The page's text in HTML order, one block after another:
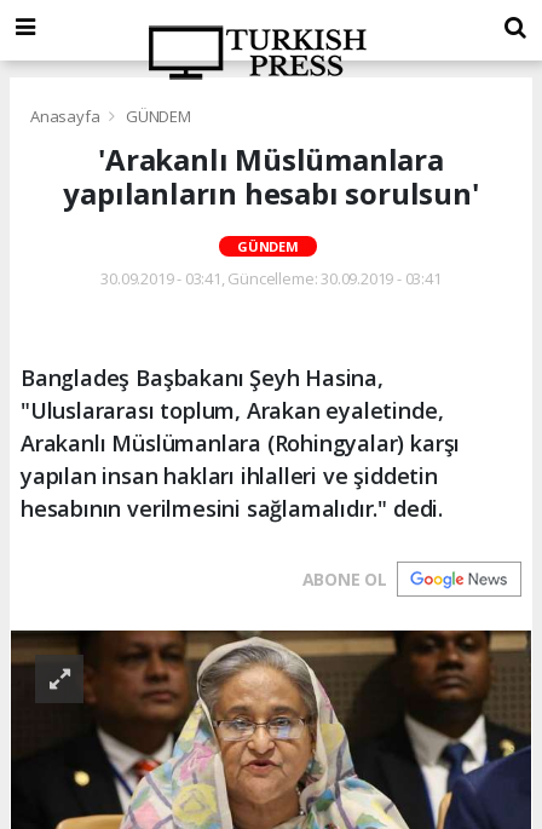
Anasayfa GÜNDEM
'Arakanlı Müslümanlara
yapılanların hesabı sorulsun'
GÜNDEM
30.09.2019 - 03:41, Güncelleme: 30.09.2019 - 03:41
Bangladeş Başbakanı Şeyh Hasina,
"Uluslararası toplum, Arakan eyaletinde,
Arakanlı Müslümanlara (Rohingyalar) karşı
yapılan insan hakları ihlalleri ve şiddetin
hesabının verilmesini sağlamalıdır." dedi.
ABONE OL